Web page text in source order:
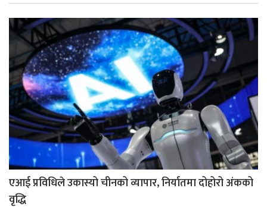
एआई प्रविधिले उकास्यो चीनको व्यापार, निर्यातमा दोहोरो अंकको
वृद्धि